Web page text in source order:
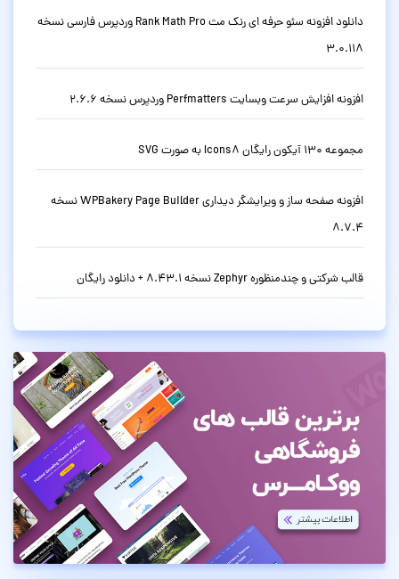
دانلود افزونه سئو حرفه ای رنک مث Rank Math Pro وردپرس فارسی نسخه
3.0.118
افزونه افزایش سرعت وبسایت Perfmatters وردپرس نسخه 2.6.6
مجموعه 130 آیکون رایگان Icons8 به صورت SVG
افزونه صفحه ساز و ویرایشگر دیداری WPBakery Page Builder نسخه
8.7.4
قالب شرکتی و چندمنظوره Zephyr نسخه 8.43.1 + دانلود رایگان